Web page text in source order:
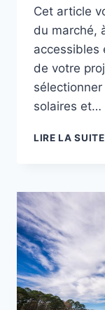
Cet article
du marché,
accessibles
de votre
solaires et…
LIRE LA SUITE